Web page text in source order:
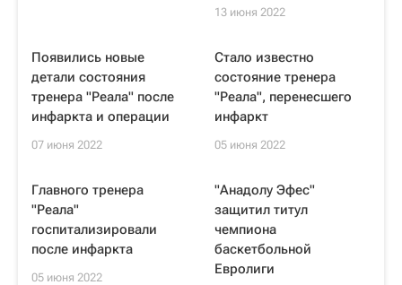
13 июня 2022
Появились новые
детали состояния
тренера "Реала" после
инфаркта и операции
07 июня 2022
Стало известно
состояние тренера
"Реала", перенесшего
инфаркт
05 июня 2022
Главного тренера
"Реала"
госпитализировали
после инфаркта
05 июня 2022
"Анадолу Эфес"
защитил титул
чемпиона
баскетбольной
Евролиги